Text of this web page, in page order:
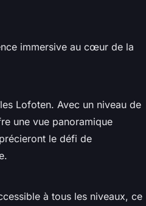
immersive au cœur de la
Lofoten. Avec un niveau de
une vue panoramique
le défi de
à tous les niveaux, ce